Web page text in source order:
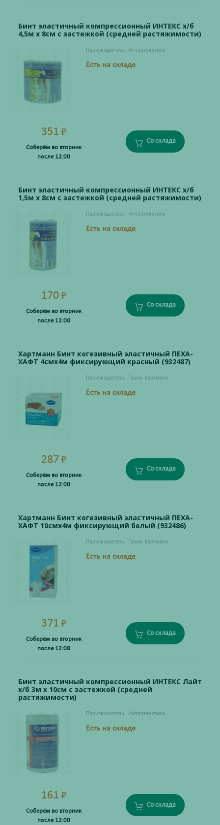
Бинт эластичный компрессионный ИНТЕКС х/б
4,5м х 8см с застежкой (средней растяжимости)
Производитель: Интертекстиль
Есть на складе
351 ₽
Соберём во вторник
после 12:00
Со склада
Бинт эластичный компрессионный ИНТЕКС х/б
1,5м х 8см с застежкой (средней растяжимости)
Производитель: Интертекстиль
Есть на складе
170 ₽
Соберём во вторник
после 12:00
Со склада
Хартманн Бинт когезивный эластичный ПЕХА-
ХАФТ 4смх4м фиксирующий красный (932487)
Производитель: Пауль Хартманн
Есть на складе
287 ₽
Соберём во вторник
после 12:00
Со склада
Хартманн Бинт когезивный эластичный ПЕХА-
ХАФТ 10смх4м фиксирующий белый (932486)
Производитель: Пауль Хартманн
Есть на складе
371 ₽
Соберём во вторник
после 12:00
Со склада
Бинт эластичный компрессионный ИНТЕКС Лайт
х/б 3м х 10см с застежкой (средней
растяжимости)
Производитель: Интертекстиль
Есть на складе
161 ₽
Соберём во вторник
после 12:00
Со склада